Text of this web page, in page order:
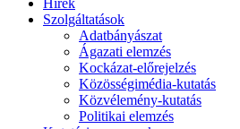
Hírek
Szolgáltatások
Adatbányászat
Ágazati elemzés
Kockázat-előrejelzés
Közösségimédia-kutatás
Közvélemény-kutatás
Politikai elemzés